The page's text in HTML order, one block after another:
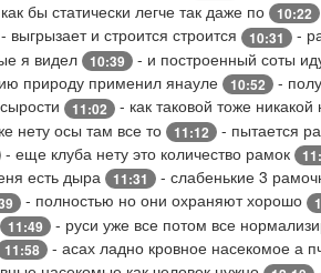
бы статически легче так даже по 10:22
- выгрызает и строится строится 10:31 -
я видел 10:39 - и построенный соты
природу применил янауле 10:52 -
11:02 - как таковой тоже никакой
нету осы там все то 11:12 - пытается
- еще клуба нету это количество рамок
есть дыра 11:31 - слабенькие 3
- полностью но они охраняют хорошо
11:49 - руси уже все потом все
11:58 - асах ладно кровное насекомое а